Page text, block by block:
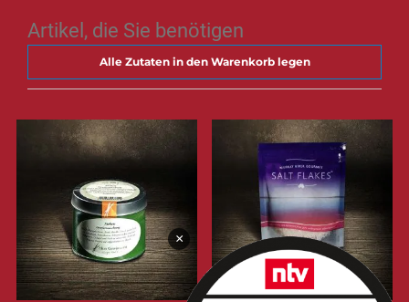
Artikel, die Sie benötigen
Alle Zutaten in den Warenkorb legen
×